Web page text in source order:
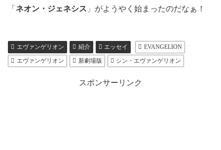
「 ネオン・ジェネシス 」がようやく始まったのだなぁ！
エヴァンゲリオン 紹介 エッセイ
EVANGELION
エヴァンゲリオン
新劇場版 シン・エヴァンゲリオン
スポンサーリンク